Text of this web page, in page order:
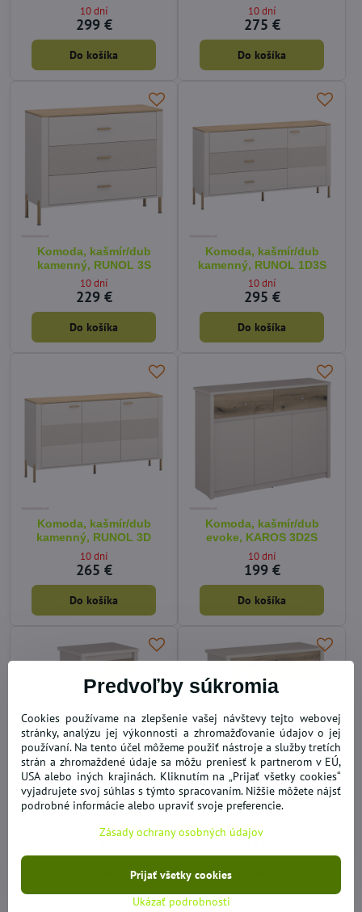
10 dní
299 €
Do košíka
10 dní
275 €
Do košíka
Komoda, kašmír/dub
kamenný, RUNOL 3S
10 dní
229 €
Do košíka
Komoda, kašmír/dub
kamenný, RUNOL 1D3S
10 dní
295 €
Do košíka
Komoda, kašmír/dub
kamenný, RUNOL 3D
10 dní
265 €
Do košíka
Komoda, kašmír/dub
evoke, KAROS 3D2S
10 dní
199 €
Do košíka
Komoda, kašmír/dub
evoke, KAROS 1D1S
10 dní
85 €
Komoda, kašmír/dub
evoke, KAROS 2D1S
10 dní
119 €
Predvoľby súkromia
Cookies používame na zlepšenie vašej návštevy tejto webovej
stránky, analýzu jej výkonnosti a zhromažďovanie údajov o jej
používaní. Na tento účel môžeme použiť nástroje a služby tretích
strán a zhromaždené údaje sa môžu preniesť k partnerom v EÚ,
USA alebo iných krajinách. Kliknutím na „Prijať všetky cookies“
vyjadrujete svoj súhlas s týmto spracovaním. Nižšie môžete nájsť
podrobné informácie alebo upraviť svoje preferencie.
Zásady ochrany osobných údajov
Ukázať podrobnosti
Prijať všetky cookies